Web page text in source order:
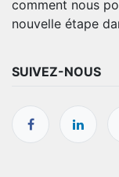
comment nous
nouvelle étape
SUIVEZ-NOUS